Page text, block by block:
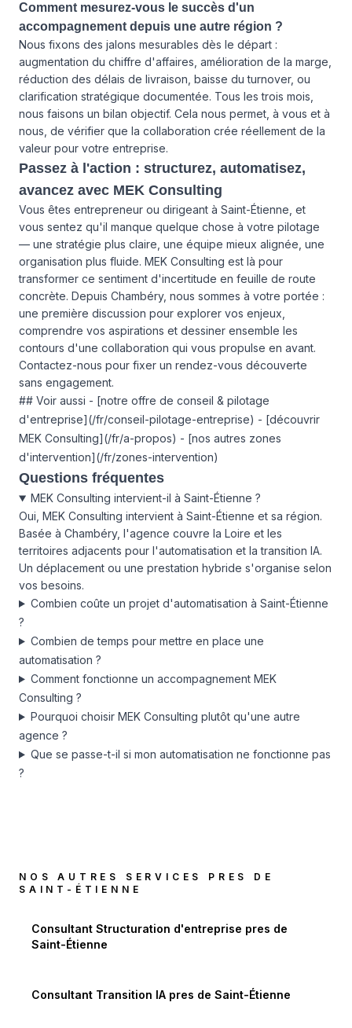
Comment mesurez-vous le succès d'un
accompagnement depuis une autre région ?
Nous fixons des jalons mesurables dès le départ :
augmentation du chiffre d'affaires, amélioration de la marge,
réduction des délais de livraison, baisse du turnover, ou
clarification stratégique documentée. Tous les trois mois,
nous faisons un bilan objectif. Cela nous permet, à vous et à
nous, de vérifier que la collaboration crée réellement de la
valeur pour votre entreprise.
Passez à l'action : structurez, automatisez,
avancez avec MEK Consulting
Vous êtes entrepreneur ou dirigeant à Saint-Étienne, et
vous sentez qu'il manque quelque chose à votre pilotage
— une stratégie plus claire, une équipe mieux alignée, une
organisation plus fluide. MEK Consulting est là pour
transformer ce sentiment d'incertitude en feuille de route
concrète. Depuis Chambéry, nous sommes à votre portée :
une première discussion pour explorer vos enjeux,
comprendre vos aspirations et dessiner ensemble les
contours d'une collaboration qui vous propulse en avant.
Contactez-nous pour fixer un rendez-vous découverte
sans engagement.
## Voir aussi - [notre offre de conseil & pilotage
d'entreprise](/fr/conseil-pilotage-entreprise) - [découvrir
MEK Consulting](/fr/a-propos) - [nos autres zones
d'intervention](/fr/zones-intervention)
Questions fréquentes
MEK Consulting intervient-il à Saint-Étienne ?
Oui, MEK Consulting intervient à Saint-Étienne et sa région.
Basée à Chambéry, l'agence couvre la Loire et les
territoires adjacents pour l'automatisation et la transition IA.
Un déplacement ou une prestation hybride s'organise selon
vos besoins.
Combien coûte un projet d'automatisation à Saint-Étienne
?
Combien de temps pour mettre en place une
automatisation ?
Comment fonctionne un accompagnement MEK
Consulting ?
Pourquoi choisir MEK Consulting plutôt qu'une autre
agence ?
Que se passe-t-il si mon automatisation ne fonctionne pas
?
NOS AUTRES SERVICES PRES DE
SAINT-ÉTIENNE
Consultant Structuration d'entreprise pres de
Saint-Étienne
Consultant Transition IA pres de Saint-Étienne